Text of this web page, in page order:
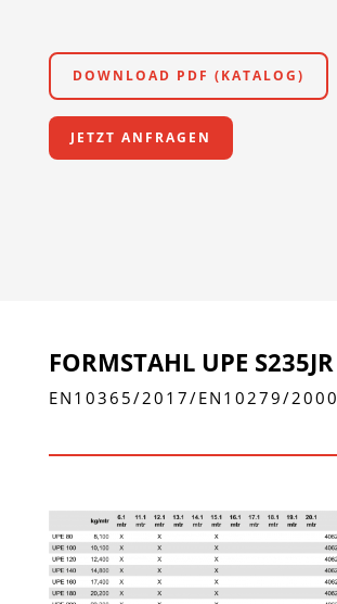
DOWNLOAD PDF (KATALOG)
JETZT ANFRAGEN
FORMSTAHL UPE S235JR
EN10365/2017/EN10279/2000